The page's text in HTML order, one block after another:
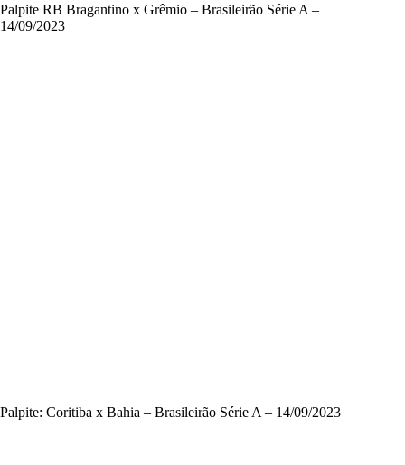
Palpite RB Bragantino x Grêmio – Brasileirão Série A –
14/09/2023
Palpite: Coritiba x Bahia – Brasileirão Série A – 14/09/2023